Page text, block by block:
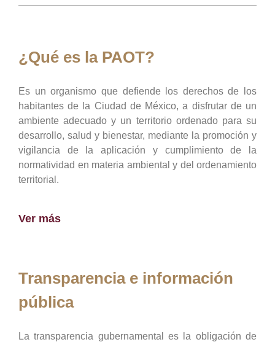
¿Qué es la PAOT?
Es un organismo que defiende los derechos de los
habitantes de la Ciudad de México, a disfrutar de un
ambiente adecuado y un territorio ordenado para su
desarrollo, salud y bienestar, mediante la promoción y
vigilancia de la aplicación y cumplimiento de la
normatividad en materia ambiental y del ordenamiento
territorial.
Ver más
Transparencia e información
pública
La transparencia gubernamental es la obligación de